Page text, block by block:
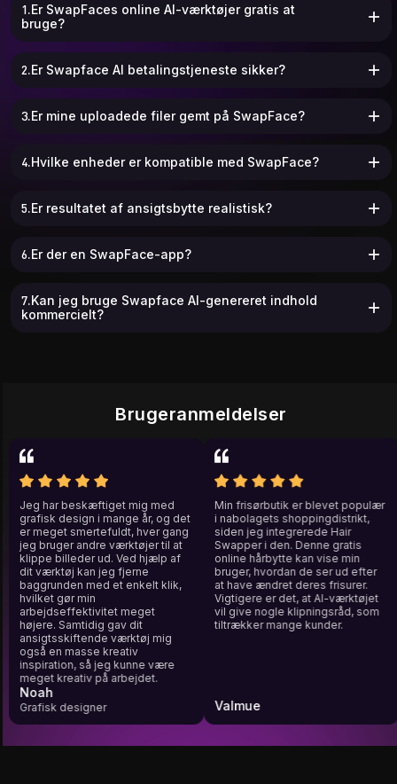
1.Er SwapFaces online AI-værktøjer gratis at
bruge?
2.Er Swapface AI betalingstjeneste sikker?
3.Er mine uploadede filer gemt på SwapFace?
4.Hvilke enheder er kompatible med SwapFace?
5.Er resultatet af ansigtsbytte realistisk?
6.Er der en SwapFace-app?
7.Kan jeg bruge Swapface AI-genereret indhold
kommercielt?
Brugeranmeldelser
Jeg har beskæftiget mig med
grafisk design i mange år, og det
er meget smertefuldt, hver gang
jeg bruger andre værktøjer til at
klippe billeder ud. Ved hjælp af
dit værktøj kan jeg fjerne
baggrunden med et enkelt klik,
hvilket gør min
arbejdseffektivitet meget
højere. Samtidig gav dit
ansigtsskiftende værktøj mig
også en masse kreativ
inspiration, så jeg kunne være
meget kreativ på arbejdet.
Noah
Grafisk designer
Min frisørbutik er blevet
i nabolagets shoppingdistrikt,
siden jeg integrerede Hair
Swapper i den. Denne gratis
online hårbytte kan vise min
bruger, hvordan de ser ud efter
at have ændret deres frisurer.
Vigtigere er det, at AI-værktøjet
vil give nogle klipningsråd, som
tiltrækker mange kunder.
Valmue